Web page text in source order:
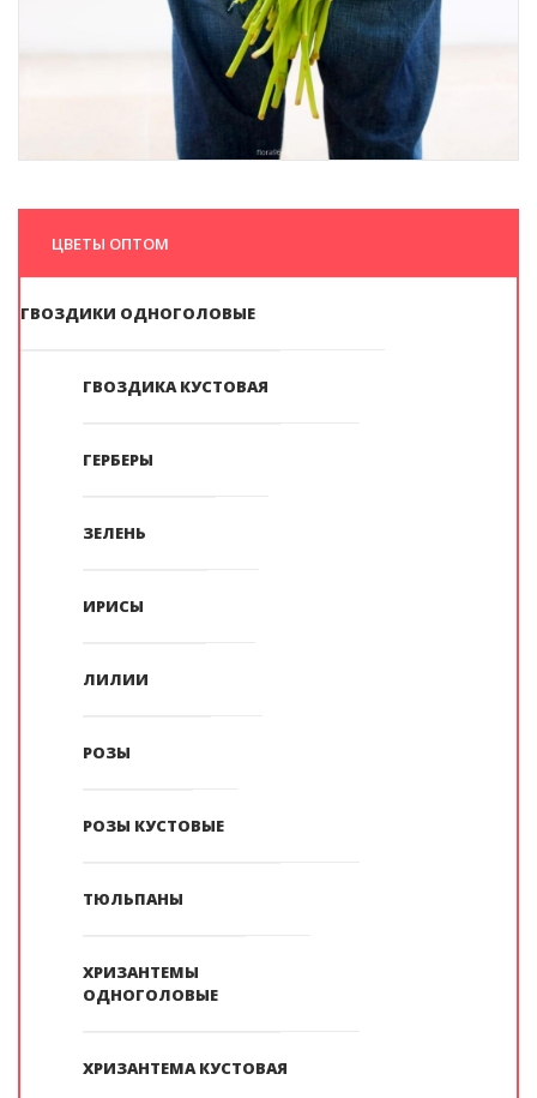
ЦВЕТЫ ОПТОМ
ГВОЗДИКИ ОДНОГОЛОВЫЕ
ГВОЗДИКА КУСТОВАЯ
ГЕРБЕРЫ
ЗЕЛЕНЬ
ИРИСЫ
ЛИЛИИ
РОЗЫ
РОЗЫ КУСТОВЫЕ
ТЮЛЬПАНЫ
ХРИЗАНТЕМЫ
ОДНОГОЛОВЫЕ
ХРИЗАНТЕМА КУСТОВАЯ